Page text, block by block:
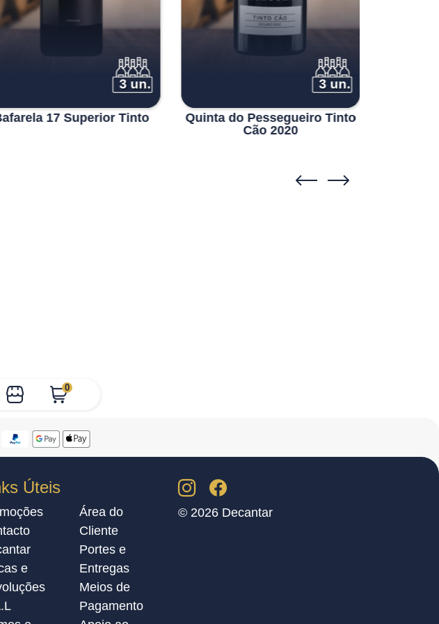
0
3 un.
17 Superior Tinto
3 un.
Quinta do Pessegueiro Tinto
Cão 2020
Úteis
e
Área do
Cliente
Portes e
Entregas
Meios de
Pagamento
© 2026 Decantar